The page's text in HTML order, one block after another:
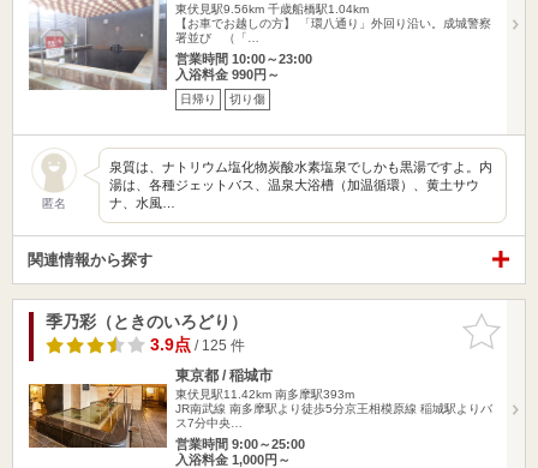
東伏見駅9.56km 千歳船橋駅1.04km
【お車でお越しの方】 「環八通り」外回り沿い。成城警察
署並び （「…
営業時間 10:00～23:00
入浴料金 990円～
日帰り 切り傷
匿名
泉質は、ナトリウム塩化物炭酸水素塩泉でしかも黒湯ですよ。内
湯は、各種ジェットバス、温泉大浴槽（加温循環）、黄土サウ
ナ、水風…
関連情報から探す
お気に入
りに追加
季乃彩（ときのいろどり）
3.9点/ 125 件
東京都 / 稲城市
東伏見駅11.42km 南多摩駅393m
JR南武線 南多摩駅より徒歩5分京王相模原線 稲城駅よりバ
ス7分中央…
営業時間 9:00～25:00
入浴料金 1,000円～